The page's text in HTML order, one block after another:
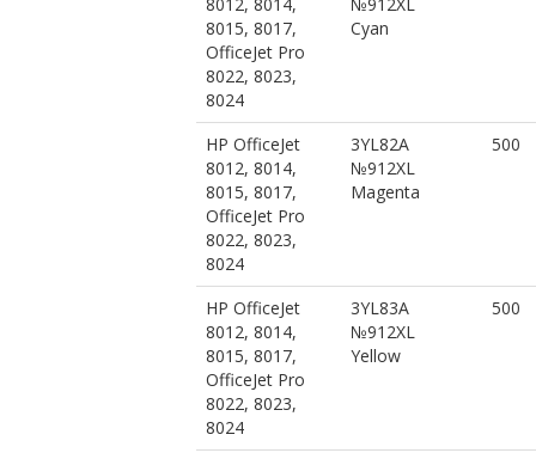
8015, 8017,
OfficeJet Pro
8022, 8023,
8024
Cyan
HP OfficeJet
8012, 8014,
8015, 8017,
OfficeJet Pro
8022, 8023,
8024
3YL82A
№912XL
Magenta
500
HP OfficeJet
8012, 8014,
8015, 8017,
OfficeJet Pro
8022, 8023,
8024
3YL83A
№912XL
Yellow
500